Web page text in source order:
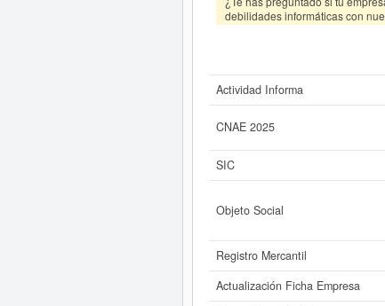
debilidades informáticas con
Actividad Informa
CNAE 2025
SIC
Objeto Social
Registro Mercantil
Actualización Ficha Empresa